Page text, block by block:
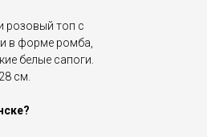
розовый топ с
в форме ромба,
белые сапоги.
см.